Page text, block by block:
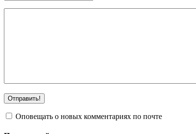
Оповещать о новых комментариях по почте